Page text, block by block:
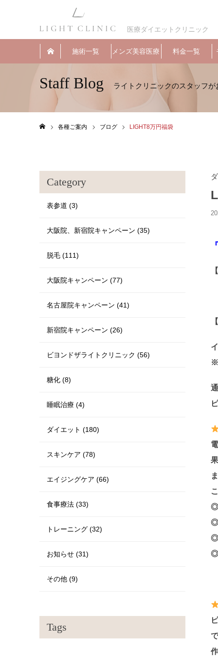
医療ダイエットクリニック
施術一覧 メンズ美容医療 料金一覧
Staff Blog
各種ご案内 ブログ LIGHT8万円福袋
【
※
◎
◎
◎
◎
Category
表参道 (3)
大阪院、新宿院キャンペーン (35)
脱毛 (111)
大阪院キャンペーン (77)
名古屋院キャンペーン (41)
新宿院キャンペーン (26)
ビヨンドザライトクリニック (56)
糖化 (8)
睡眠治療 (4)
ダイエット (180)
スキンケア (78)
エイジングケア (66)
食事療法 (33)
トレーニング (32)
お知らせ (31)
その他 (9)
Tags